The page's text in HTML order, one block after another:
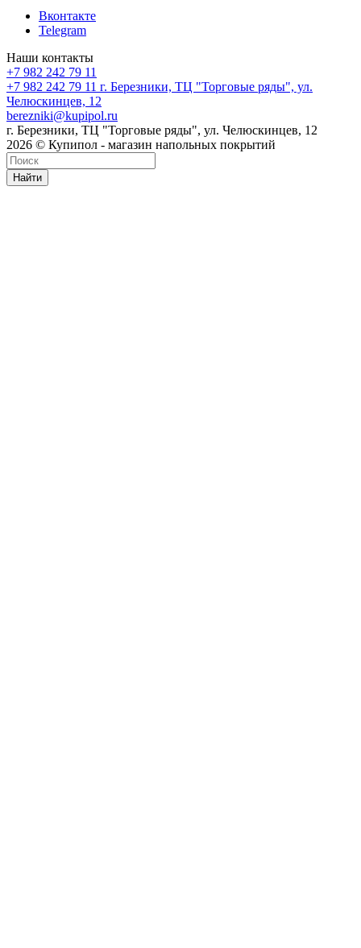
Вконтакте
Telegram
Наши контакты
+7 982 242 79 11
+7 982 242 79 11 г. Березники, ТЦ "Торговые ряды", ул.
Челюскинцев, 12
berezniki@kupipol.ru
г. Березники, ТЦ "Торговые ряды", ул. Челюскинцев, 12
2026 © Купипол - магазин напольных покрытий
Найти